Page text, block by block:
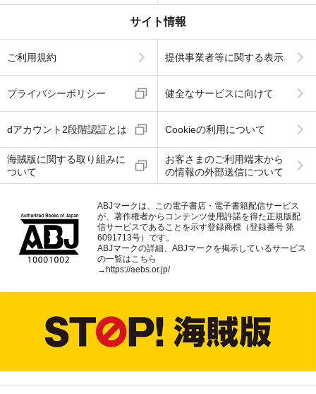
サイト情報
ご利用規約 提供事業者等に関する表示
プライバシーポリシー 健全なサービスに向けて
dアカウント2段階認証とは Cookieの利用について
海賊版に関する取り組みに
ついて
お客さまのご利用端末から
の情報の外部送信について
ABJマークは、この電子書店・電子書籍配信サービス
が、著作権者からコンテンツ使用許諾を得た正規版配
信サービスであることを示す登録商標（登録番号 第
6091713号）です。
ABJマークの詳細、ABJマークを掲示しているサービス
の一覧はこちら
→ https://aebs.or.jp/